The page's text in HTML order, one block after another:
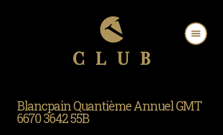
Blancpain Quantième Annuel GMT
6670 3642 55B